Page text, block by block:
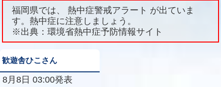
福岡県では、 熱中症警戒アラート が出ていま
す。熱中症に注意しましょう。
※出典：環境省熱中症予防情報サイト
歓遊舎ひこさん
8月8日 03:00発表